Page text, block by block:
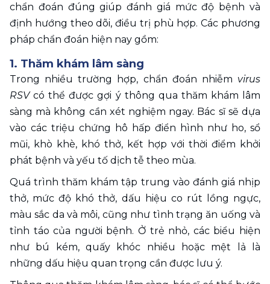
chẩn đoán đúng giúp đánh giá mức độ bệnh và
định hướng theo dõi, điều trị phù hợp. Các phương
pháp chẩn đoán hiện nay gồm:
1. Thăm khám lâm sàng
Trong nhiều trường hợp, chẩn đoán nhiễm virus
RSV có thể được gợi ý thông qua thăm khám lâm
sàng mà không cần xét nghiệm ngay. Bác sĩ sẽ dựa
vào các triệu chứng hô hấp điển hình như ho, sổ
mũi, khò khè, khó thở, kết hợp với thời điểm khởi
phát bệnh và yếu tố dịch tễ theo mùa.
Quá trình thăm khám tập trung vào đánh giá nhịp
thở, mức độ khó thở, dấu hiệu co rút lồng ngực,
màu sắc da và môi, cũng như tình trạng ăn uống và
tỉnh táo của người bệnh. Ở trẻ nhỏ, các biểu hiện
như bú kém, quấy khóc nhiều hoặc mệt lả là
những dấu hiệu quan trọng cần được lưu ý.